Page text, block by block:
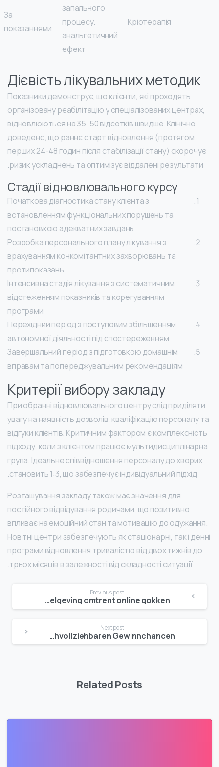
Кріотерапія
запального
процесу,
анальгетичний
ефект
За
показаннями
Дієвість лікувальних методик
Показники демонструє, що клієнти, які проходять
організовану реабілітацію у спеціалізованих центрах,
відновлюються на 35-50 відсотків швидше. Клінічно
доведено, що раннє старт відновлення (протягом
перших 24-48 годин після стабілізації стану) скорочує
ризик ускладнень та оптимізує віддалені результати.
Стадії відновлювального курсу
Початкова діагностика стану клієнта з
встановленням функціональних порушень та
постановкою адекватних завдань
Розробка персонального плану лікування з
врахуванням конкомітантних захворювань та
протипоказань
Інтенсивна стадія лікування з систематичним
відстеженням показників та корегуванням
програми
Перехідний період з поступовим збільшенням
автономної діяльності під спостереженням
Завершальний період з підготовкою домашнім
вправам та попереджувальним рекомендаціям
Критерії вибору закладу
При обранні відновлювального центру слід приділяти
увагу на наявність дозволів, кваліфікацію персоналу та
відгуки клієнтів. Критичним фактором є комплексність
підходу, коли з клієнтом працює мультидисциплінарна
група. Ідеальне співвідношення персоналу до хворих
становить 1:3, що забезпечує індивідуальний підхід.
Розташування закладу також має значення для
постійного відвідування родичами, що позитивно
впливає на емоційний стан та мотивацію до одужання.
Новітні центри забезпечують як стаціонарні, так і денні
програми відновлення тривалістю від двох тижнів до
трьох місяців в залежності від складності ситуації.
Reading
Previous post
Starzino in Nederland en de regelgeving omtrent online gokken
Next post
AllySpin Casino – Erstklassiges Spielvergnügen mit nachvollziehbaren Gewinnchancen
Related Posts